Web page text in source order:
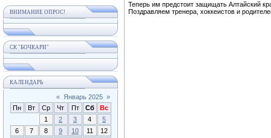
ВНИМАНИЕ ОПРОС!
СК "БОЧКАРИ"
КАЛЕНДАРЬ
« Январь 2025 »
Пн
Вт Ср Чт Пт Сб
Вс
1
2 3 4
5
6
7 8 9 10 11
12
Теперь им предстоит защищать Алтайский
Поздравляем тренера, хоккеистов и